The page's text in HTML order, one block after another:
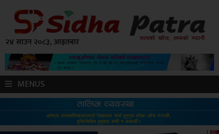
२४ साउन २०८३, आइतबार
MENUS